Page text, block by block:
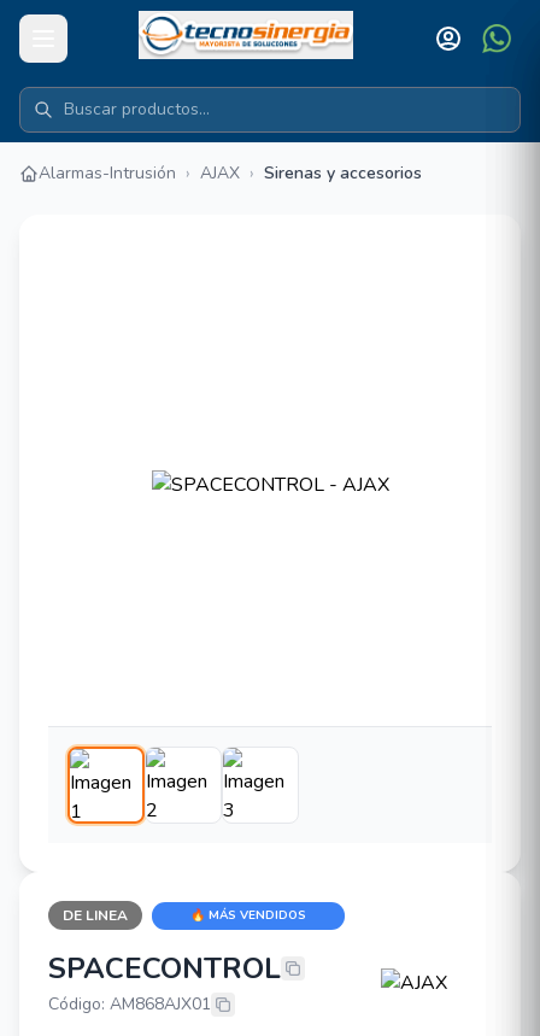
Alarmas-Intrusión › AJAX › Sirenas y accesorios
DE LINEA 🔥 MÁS VENDIDOS
AJAX SPACECONTROL
SPACECONTROL
Código: AM868AJX01